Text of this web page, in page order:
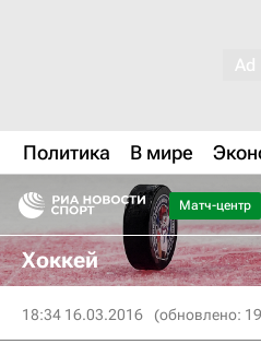
Политика В мире
Матч-центр
Хоккей
18:34 16.03.2016 (обновлено: